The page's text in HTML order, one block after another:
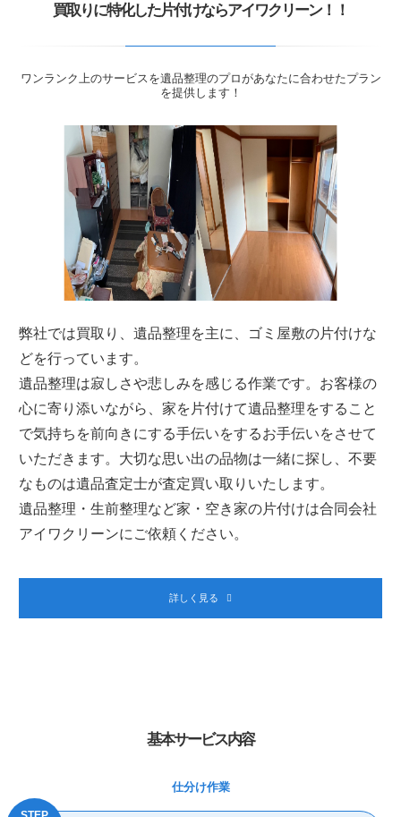
買取りに特化した片付けならアイワクリーン！！
ワンランク上のサービスを遺品整理のプロがあなたに合わせたプラン
を提供します！
弊社では買取り、遺品整理を主に、ゴミ屋敷の片付けな
どを行っています。
遺品整理は寂しさや悲しみを感じる作業です。お客様の
心に寄り添いながら、家を片付けて遺品整理をすること
で気持ちを前向きにする手伝いをするお手伝いをさせて
いただきます。大切な思い出の品物は一緒に探し、不要
なものは遺品査定士が査定買い取りいたします。
遺品整理・生前整理など家・空き家の片付けは合同会社
アイワクリーンにご依頼ください。
詳しく見る
基本サービス内容
仕分け作業